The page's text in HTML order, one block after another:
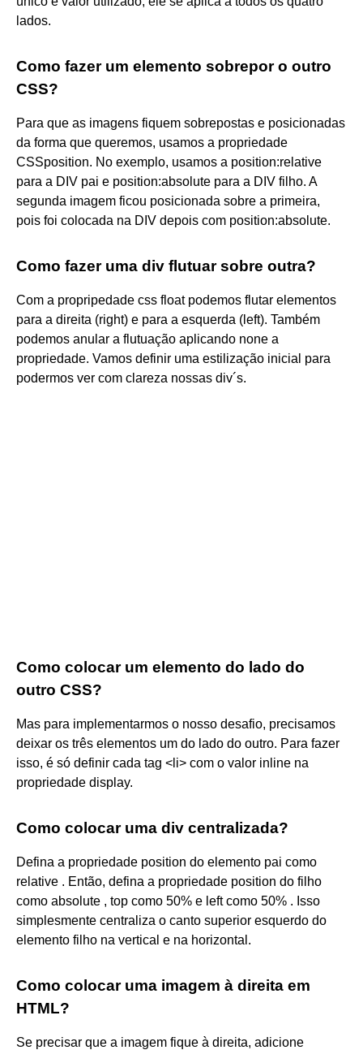
lados.
Como fazer um elemento sobrepor o outro
CSS?
Para que as imagens fiquem sobrepostas e posicionadas
da forma que queremos, usamos a propriedade
CSSposition. No exemplo, usamos a position:relative
para a DIV pai e position:absolute para a DIV filho. A
segunda imagem ficou posicionada sobre a primeira,
pois foi colocada na DIV depois com position:absolute.
Como fazer uma div flutuar sobre outra?
Com a propripedade css float podemos flutar elementos
para a direita (right) e para a esquerda (left). Também
podemos anular a flutuação aplicando none a
propriedade. Vamos definir uma estilização inicial para
podermos ver com clareza nossas div´s.
Como colocar um elemento do lado do
outro CSS?
Mas para implementarmos o nosso desafio, precisamos
deixar os três elementos um do lado do outro. Para fazer
isso, é só definir cada tag <li> com o valor inline na
propriedade display.
Como colocar uma div centralizada?
Defina a propriedade position do elemento pai como
relative . Então, defina a propriedade position do filho
como absolute , top como 50% e left como 50% . Isso
simplesmente centraliza o canto superior esquerdo do
elemento filho na vertical e na horizontal.
Como colocar uma imagem à direita em
HTML?
Se precisar que a imagem fique à direita, adicione